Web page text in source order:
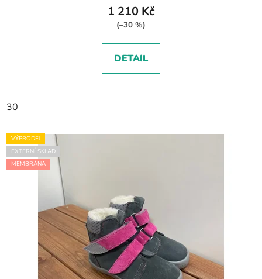
1 210 Kč
(–30 %)
DETAIL
30
VÝPRODEJ
EXTERNÍ SKLAD
MEMBRÁNA